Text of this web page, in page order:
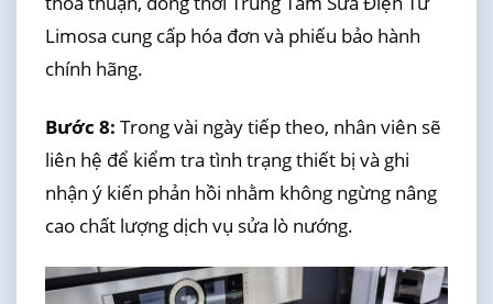
Limosa cung cấp hóa đơn và phiếu bảo hành
chính hãng.
Bước 8: Trong vài ngày tiếp theo, nhân viên sẽ
liên hệ để kiểm tra tình trạng thiết bị và ghi
nhận ý kiến phản hồi nhằm không ngừng nâng
cao chất lượng dịch vụ sửa lò nướng.